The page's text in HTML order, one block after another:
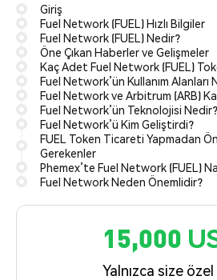
Giriş
Fuel Network (FUEL) Hızlı Bilgiler
Fuel Network (FUEL) Nedir?
Öne Çıkan Haberler ve Gelişmeler
Kaç Adet Fuel Network (FUEL)
Fuel Network’ün Kullanım Alanları
Fuel Network ve Arbitrum (ARB)
Fuel Network’ün Teknolojisi Nedir?
Fuel Network’ü Kim Geliştirdi?
FUEL Token Ticareti Yapmadan
Gerekenler
Phemex’te Fuel Network (FUEL)
Fuel Network Neden Önemlidir?
15,000
Yalnızca size